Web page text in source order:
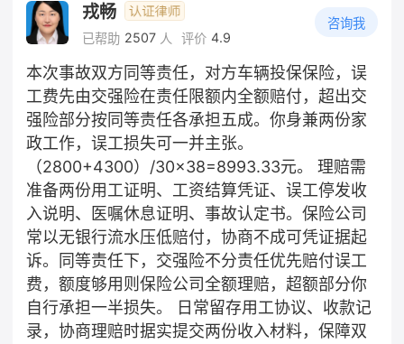
戎畅
已帮助 2507 人 评价 4.9
咨询我
本次事故双方同等责任，对方车辆投保保险，误
工费先由交强险在责任限额内全额赔付，超出交
强险部分按同等责任各承担五成。你身兼两份家
政工作，误工损失可一并主张。
（2800+4300）/30×38=8993.33元。 理赔需
准备两份用工证明、工资结算凭证、误工停发收
入说明、医嘱休息证明、事故认定书。保险公司
常以无银行流水压低赔付，协商不成可凭证据起
诉。同等责任下，交强险不分责任优先赔付误工
费，额度够用则保险公司全额理赔，超额部分你
自行承担一半损失。 日常留存用工协议、收款记
录，协商理赔时据实提交两份收入材料，保障双